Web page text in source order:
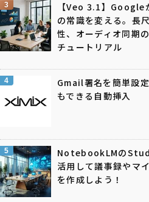
3
【Veo 3.1】Google
の常識を変える。長
性、オーディオ同期
チュートリアル
4
Gmail署名を簡単設
もできる自動挿入
5
NotebookLMの
活用して議事録やマ
を作成しよう！